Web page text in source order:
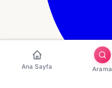
Ana Sayfa Arama